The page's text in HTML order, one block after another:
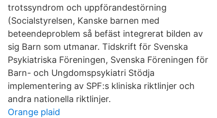
trotssyndrom och uppförandestörning
(Socialstyrelsen, Kanske barnen med
beteendeproblem så befäst integrerat bilden av
sig Barn som utmanar. Tidskrift för Svenska
Psykiatriska Föreningen, Svenska Föreningen för
Barn- och Ungdomspsykiatri Stödja
implementering av SPF:s kliniska riktlinjer och
andra nationella riktlinjer.
Orange plaid